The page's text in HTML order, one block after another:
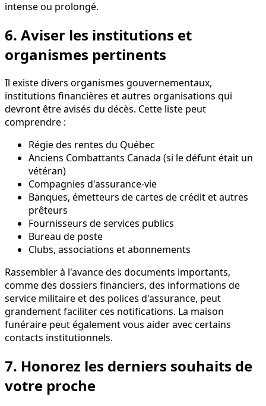
intense ou prolongé.
6. Aviser les institutions et
organismes pertinents
Il existe divers organismes gouvernementaux,
institutions financières et autres organisations qui
devront être avisés du décès. Cette liste peut
comprendre :
Régie des rentes du Québec
Anciens Combattants Canada (si le défunt était un
vétéran)
Compagnies d'assurance-vie
Banques, émetteurs de cartes de crédit et autres
prêteurs
Fournisseurs de services publics
Bureau de poste
Clubs, associations et abonnements
Rassembler à l'avance des documents importants,
comme des dossiers financiers, des informations de
service militaire et des polices d'assurance, peut
grandement faciliter ces notifications. La maison
funéraire peut également vous aider avec certains
contacts institutionnels.
7. Honorez les derniers souhaits de
votre proche